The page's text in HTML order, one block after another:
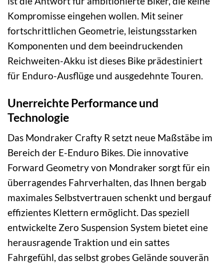
Kompromisse eingehen wollen. Mit seiner
fortschrittlichen Geometrie, leistungsstarken
Komponenten und dem beeindruckenden
Reichweiten-Akku ist dieses Bike prädestiniert
für Enduro-Ausflüge und ausgedehnte Touren.
Unerreichte Performance und
Technologie
Das Mondraker Crafty R setzt neue Maßstäbe im
Bereich der E-Enduro Bikes. Die innovative
Forward Geometry von Mondraker sorgt für ein
überragendes Fahrverhalten, das Ihnen bergab
maximales Selbstvertrauen schenkt und bergauf
effizientes Klettern ermöglicht. Das speziell
entwickelte Zero Suspension System bietet eine
herausragende Traktion und ein sattes
Fahrgefühl, das selbst grobes Gelände souverän